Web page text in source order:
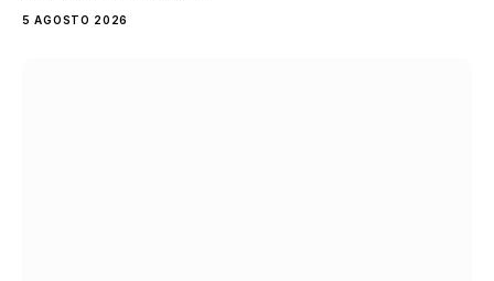
5 AGOSTO 2026